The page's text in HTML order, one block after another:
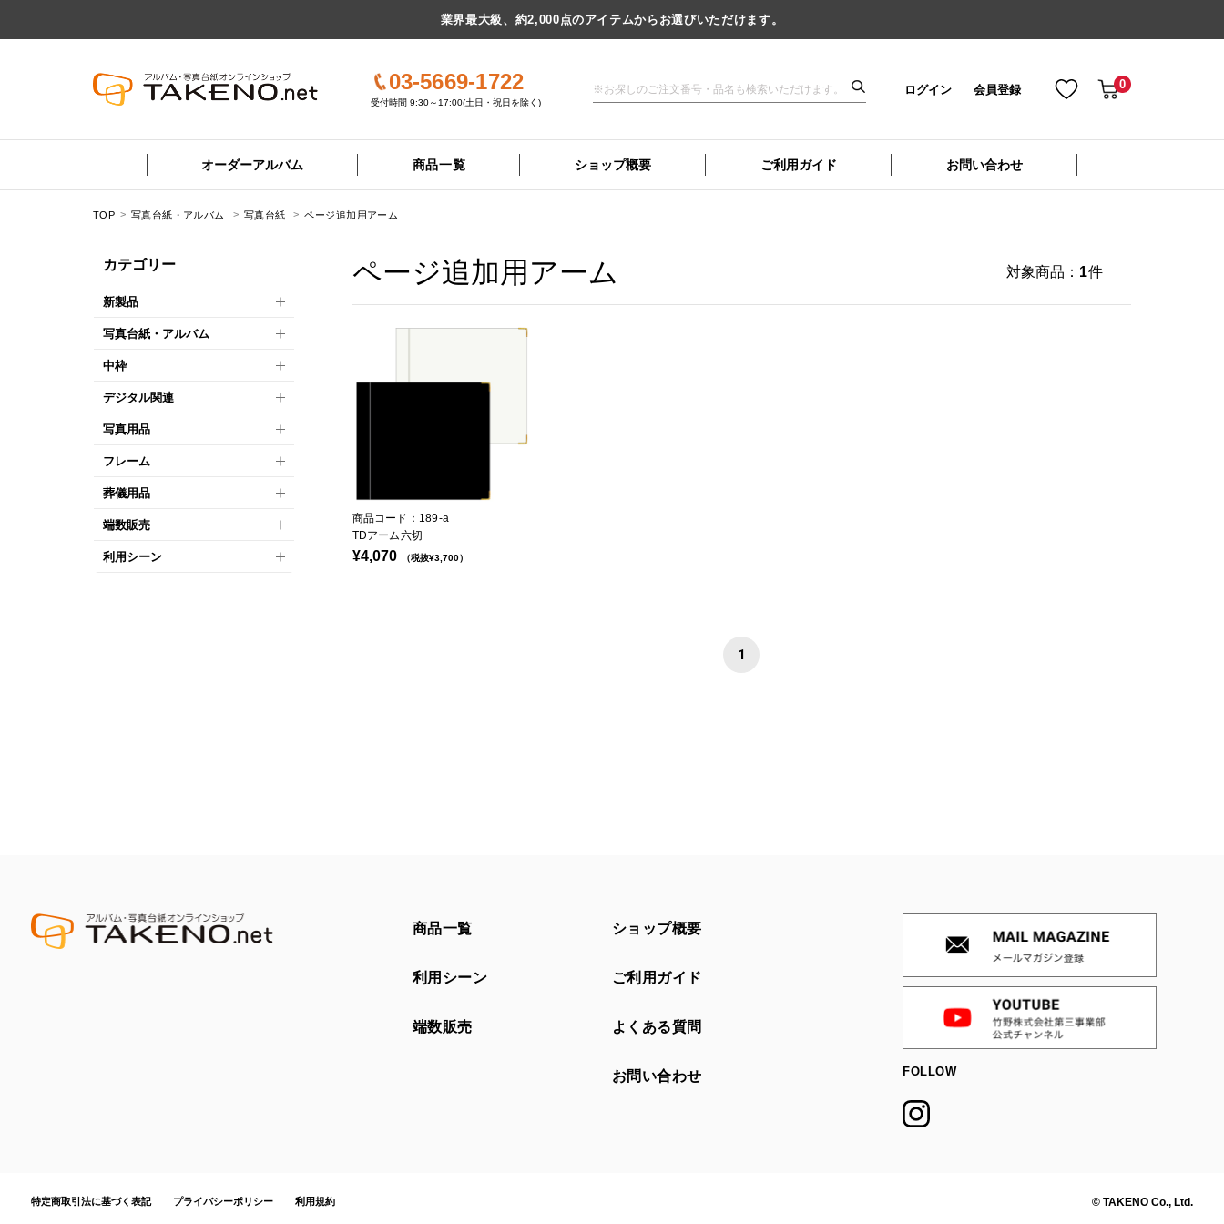
業界最大級、約2,000点のアイテムからお選びいただけます。
03-5669-1722
受付時間 9:30～17:00(土日・祝日を除く)
ログイン 会員登録 0
オーダーアルバム 商品一覧 ショップ概要 ご利用ガイド お問い合わせ
TOP 写真台紙・アルバム 写真台紙 ページ追加用アーム
カテゴリー
新製品
写真台紙・アルバム
中枠
デジタル関連
写真用品
フレーム
葬儀用品
端数販売
利用シーン
ページ追加用アーム 対象商品： 1件
商品コード：189-a
TDアーム六切
¥4,070 （税抜¥3,700）
1
商品一覧
利用シーン
端数販売
ショップ概要
ご利用ガイド
よくある質問
お問い合わせ FOLLOW
特定商取引法に基づく表記 プライバシーポリシー 利用規約 © TAKENO Co., Ltd.